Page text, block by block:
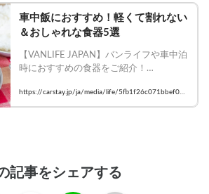
車中飯におすすめ！軽くて割れない
＆おしゃれな食器5選
【VANLIFE JAPAN】バンライフや車中泊
時におすすめの食器をご紹介！
バンライフ
https://carstay.jp/ja/media/life/5fb1f26c071bbef01ff
cea6e
記事をシェアする